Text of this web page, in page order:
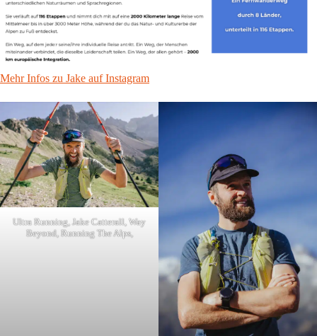
Mehr Infos zu Jake auf Instagram
Ultra Running, Jake Catterall, Way
Beyond, Running The Alps,